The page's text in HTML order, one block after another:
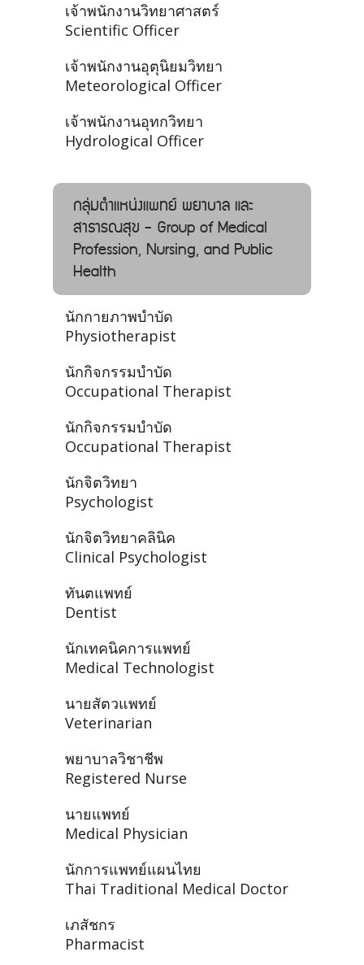
เจ้าพนักงานวิทยาศาสตร์
Scientific Officer
เจ้าพนักงานอุตุนิยมวิทยา
Meteorological Officer
เจ้าพนักงานอุทกวิทยา
Hydrological Officer
กลุ่มตำแหน่งแพทย์ พยาบาล และ
สาธารณสุข - Group of Medical
Profession, Nursing, and Public
Health
นักกายภาพบำบัด
Physiotherapist
นักกิจกรรมบำบัด
Occupational Therapist
นักกิจกรรมบำบัด
Occupational Therapist
นักจิตวิทยา
Psychologist
นักจิตวิทยาคลินิค
Clinical Psychologist
ทันตแพทย์
Dentist
นักเทคนิคการแพทย์
Medical Technologist
นายสัตวแพทย์
Veterinarian
พยาบาลวิชาชีพ
Registered Nurse
นายแพทย์
Medical Physician
นักการแพทย์แผนไทย
Thai Traditional Medical Doctor
เภสัชกร
Pharmacist